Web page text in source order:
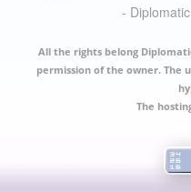
-
All the rights belong
permission of the owner. The
The